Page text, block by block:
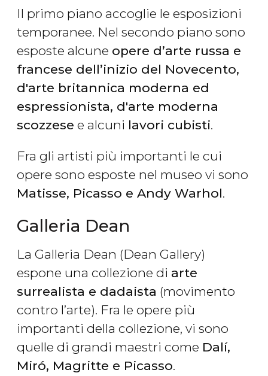
Il primo piano accoglie le esposizioni
temporanee. Nel secondo piano sono
esposte alcune opere d’arte russa e
francese dell’inizio del Novecento,
d'arte britannica moderna ed
espressionista, d'arte moderna
scozzese e alcuni lavori cubisti.
Fra gli artisti più importanti le cui
opere sono esposte nel museo vi sono
Matisse, Picasso e Andy Warhol.
Galleria Dean
La Galleria Dean (Dean Gallery)
espone una collezione di arte
surrealista e dadaista (movimento
contro l’arte). Fra le opere più
importanti della collezione, vi sono
quelle di grandi maestri come Dalí,
Miró, Magritte e Picasso.